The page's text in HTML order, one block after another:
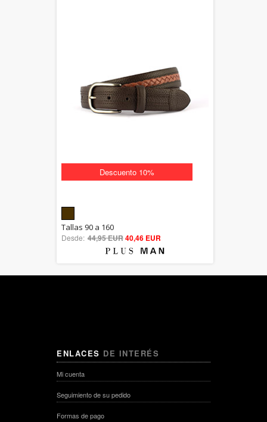
Descuento 10%
5.00
out of 5
Tallas 90 a 160
Desde: 44,95 EUR40,46 EUR
ENLACES DE INTERÉS
Mi cuenta
Seguimiento de su pedido
Formas de pago